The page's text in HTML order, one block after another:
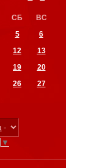
СБ
ВС
5
6
12
13
19
20
26
27
▼